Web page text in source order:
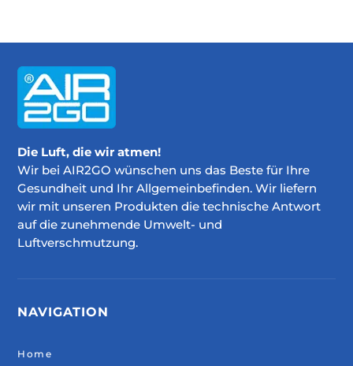
Die Luft, die wir atmen!
Wir bei AIR2GO wünschen uns das Beste für Ihre
Gesundheit und Ihr Allgemeinbefinden. Wir liefern
wir mit unseren Produkten die technische Antwort
auf die zunehmende Umwelt- und
Luftverschmutzung.
NAVIGATION
Home